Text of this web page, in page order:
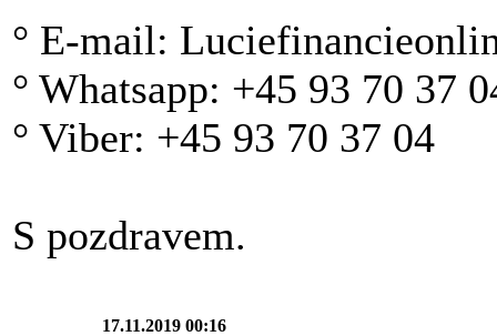
° E-mail:
° Whatsapp: +45 93 70 37
° Viber: +45 93 70 37 04
S pozdravem.
17.11.2019 00:16